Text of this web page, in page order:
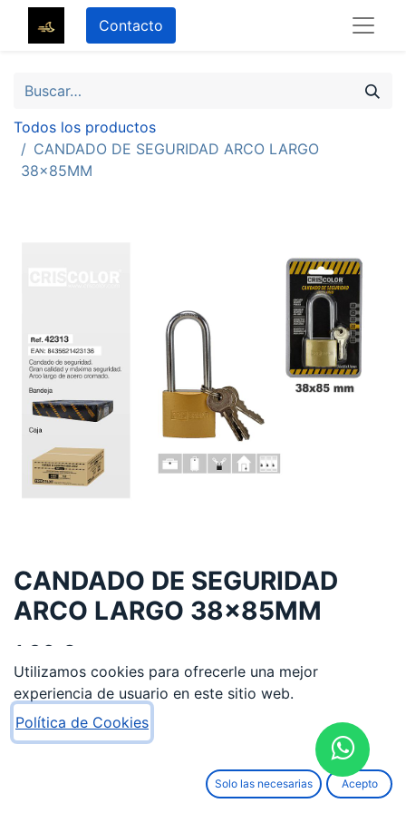
Contacto
Todos los productos
CANDADO DE SEGURIDAD ARCO LARGO
38x85MM
CANDADO DE SEGURIDAD
ARCO LARGO 38x85MM
1,36 €
Utilizamos cookies para ofrecerle una mejor
experiencia de usuario en este sitio web.
Política de Cookies
Solo las necesarias Acepto